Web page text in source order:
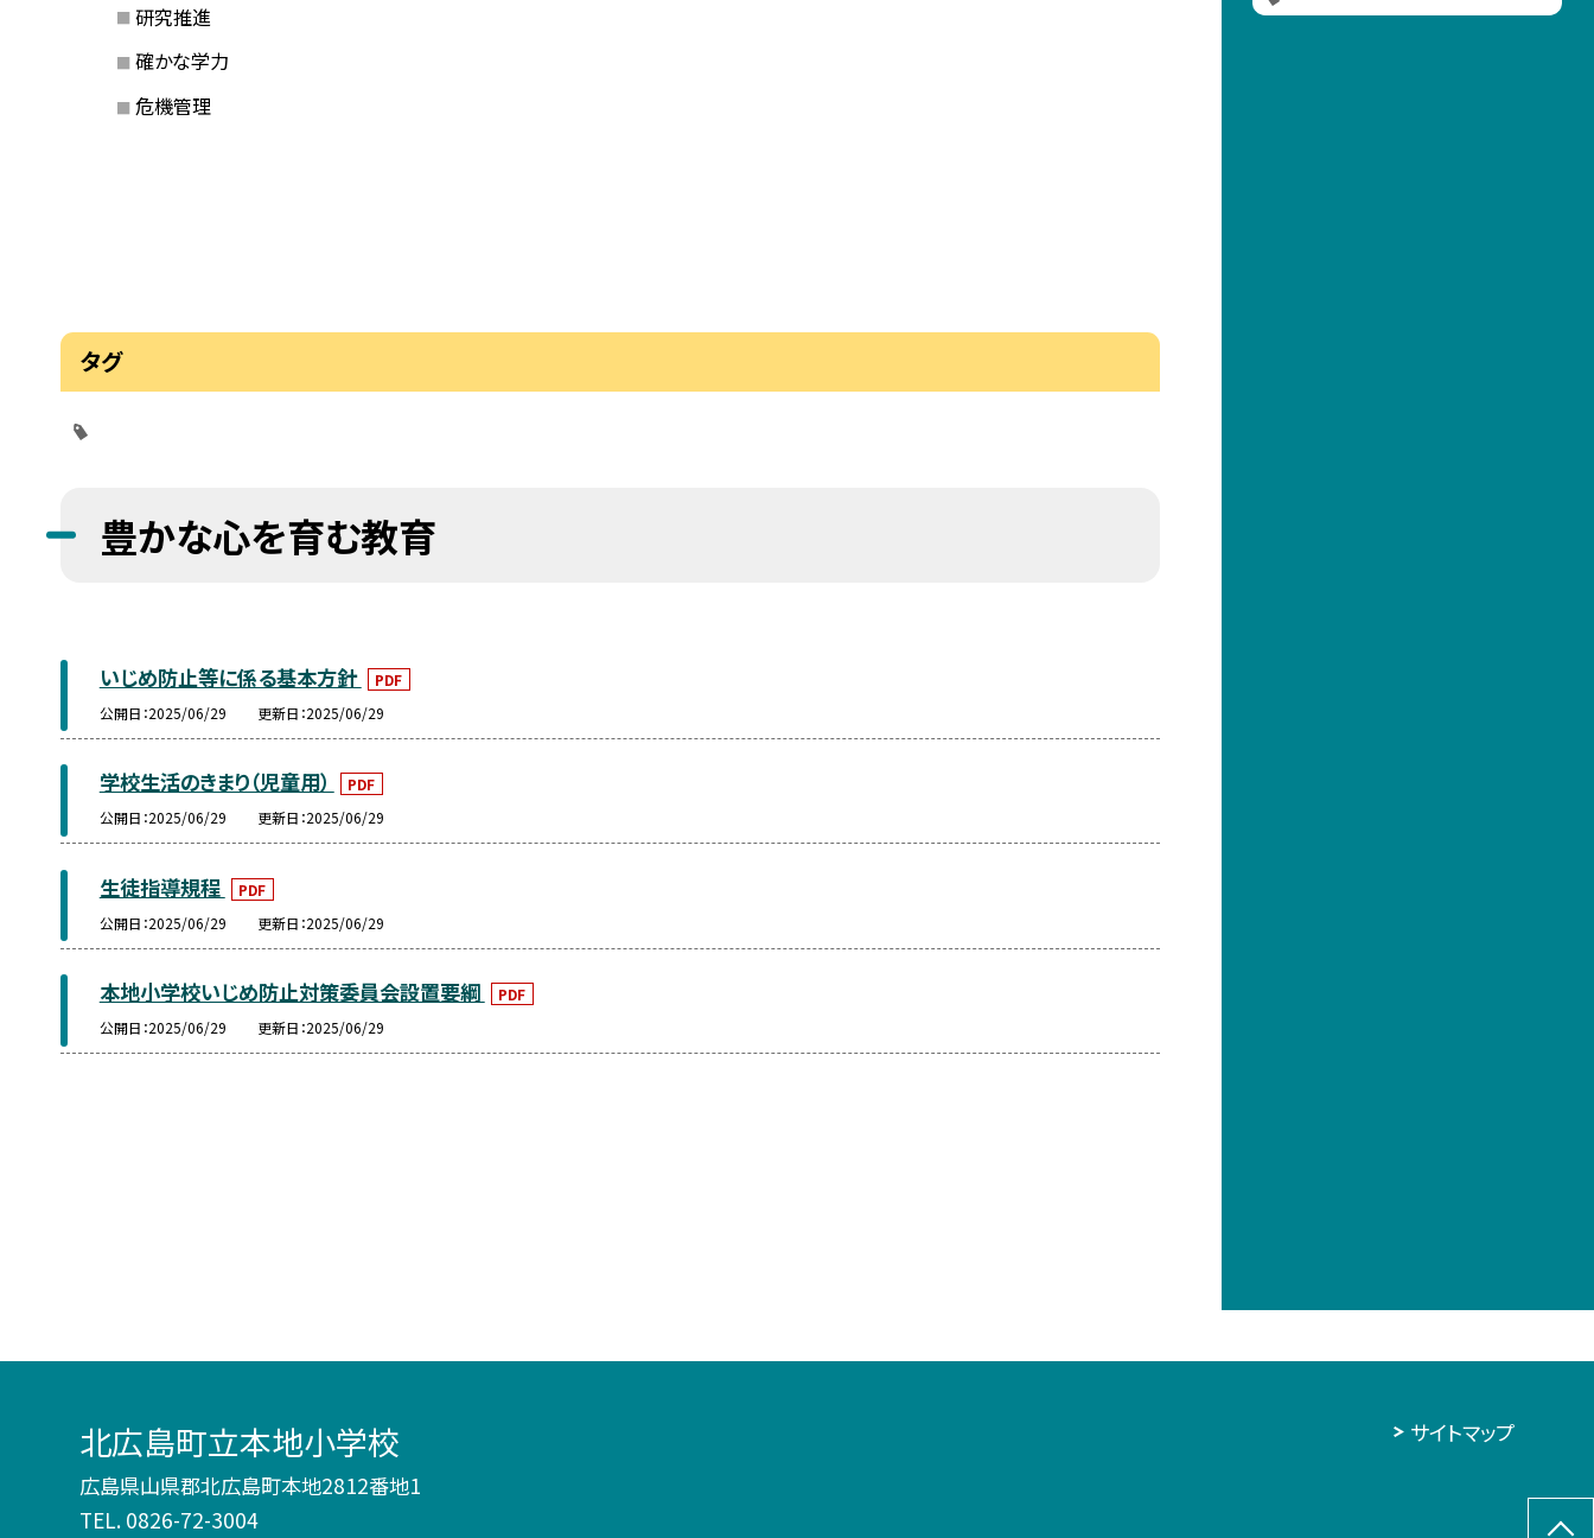
研究推進
確かな学力
危機管理
タグ
豊かな心を育む教育
いじめ防止等に係る基本方針
PDF
公開日 2025/06/29 更新日 2025/06/29
学校生活のきまり（児童用）
PDF
公開日 2025/06/29 更新日 2025/06/29
生徒指導規程
PDF
公開日 2025/06/29 更新日 2025/06/29
本地小学校いじめ防止対策委員会設置要綱
PDF
公開日 2025/06/29 更新日 2025/06/29
北広島町立本地小学校
広島県山県郡北広島町本地2812番地1
TEL. 0826-72-3004
サイトマップ